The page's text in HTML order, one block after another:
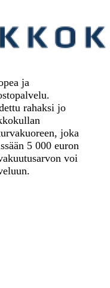
ja
rahaksi jo
joka
5 000 euron
voi